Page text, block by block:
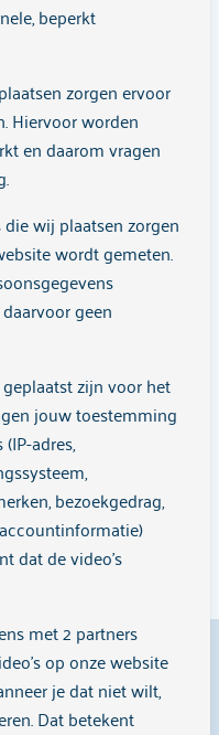
KOPP/KOV
groep 18-25 jaar
KOV
beperkt
zorgen ervoor
Hiervoor worden
en daarom vragen
wij plaatsen zorgen
wordt gemeten.
geen
zijn voor het
jouw toestemming
adres,
bezoekgedrag,
dat de video's
met 2 partners
op onze website
je dat niet wilt,
Dat betekent